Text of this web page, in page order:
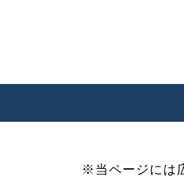
※当ページには